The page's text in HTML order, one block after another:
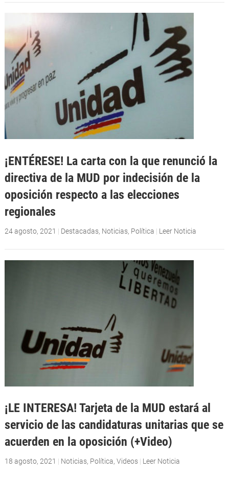
¡ENTÉRESE! La carta con la que renunció la
directiva de la MUD por indecisión de la
oposición respecto a las elecciones
regionales
24 agosto, 2021 | Destacadas, Noticias, Política | Leer Noticia
¡LE INTERESA! Tarjeta de la MUD estará al
servicio de las candidaturas unitarias que se
acuerden en la oposición (+Video)
18 agosto, 2021 | Noticias, Política, Videos | Leer Noticia